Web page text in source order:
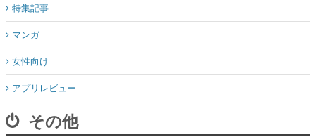
特集記事
マンガ
女性向け
アプリレビュー
その他